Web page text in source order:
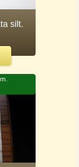
silt.